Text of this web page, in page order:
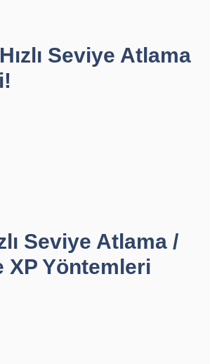
Seviye Atlama
Seviye Atlama /
XP Yöntemleri